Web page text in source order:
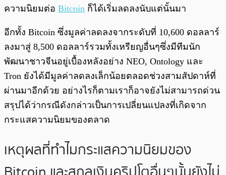
ความนิยมต่อ Bitcoin ก็ได้เริ่มลดลงนับแต่นั้นมา
อีกทั้ง Bitcoin ซึ่งมูลค่าลดลงจากระดับที่ 10,600 ดอลลาร์
ลงมาสู่ 8,500 ดอลลาร์รวมทั้งเหรียญอื่นๆซึ่งมีทีมนัก
พัฒนาชาวจีนอยู่เบื้องหลังอย่าง NEO, Ontology และ
Tron ยังได้มีมูลค่าลดลงเล็กน้อยตลอดช่วงสามสัปดาห์ที่
ผ่านมาอีกด้วย อย่างไรก็ตามเราก็อาจยังไม่สามารถด่วน
สรุปได้ว่ากรณีดังกล่าวเป็นการเปลี่ยนแปลงที่เกิดจาก
กระแสความนิยมของตลาด
เหตุผลที่ทำไมกระแสความนิยมของ